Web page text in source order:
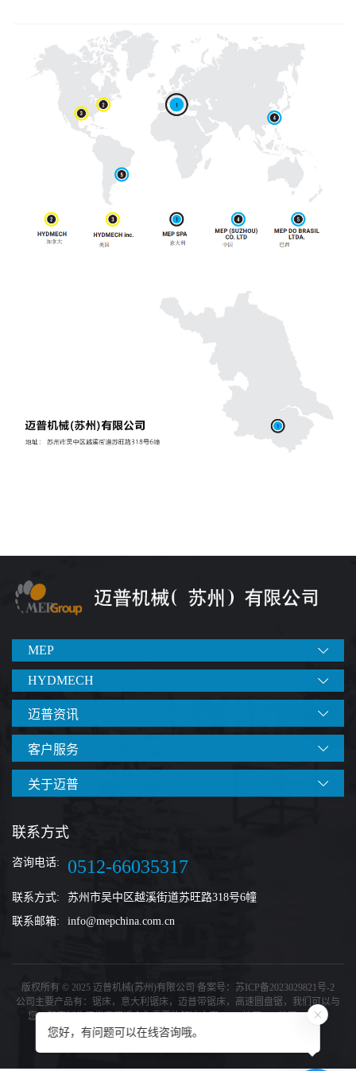
MEP
HYDMECH
迈普资讯
客户服务
关于迈普
联系方式
咨询电话: 0512-66035317
联系方式:
苏州市吴中区越溪街道苏旺路318号6幢
联系邮箱:
info@mepchina.com.cn
版权所有 © 2025 迈普机械(苏州)有限公司 备案号： 苏ICP备2023029821号-2
公司主要产品有： 锯床 ， 意大利锯床 ， 迈普带锯床 ， 高速圆盘锯 ，我们可以与
您一起定制化开发真正适合你需要的解决方案。
txt地图
苏州联系我们 镇江联系我们
您好，有问题可以在线咨询哦。